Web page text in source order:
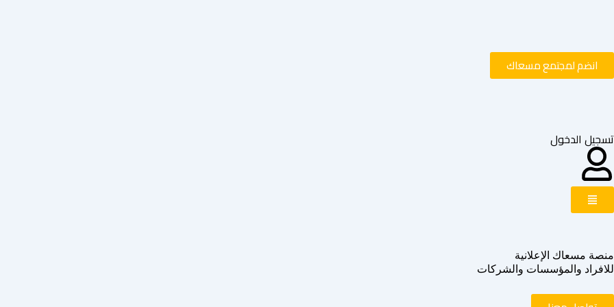
انضم لمجتمع مسعاك
تسجيل الدخول
منصة مسعاك الإعلانية
للافراد والمؤسسات والشركات